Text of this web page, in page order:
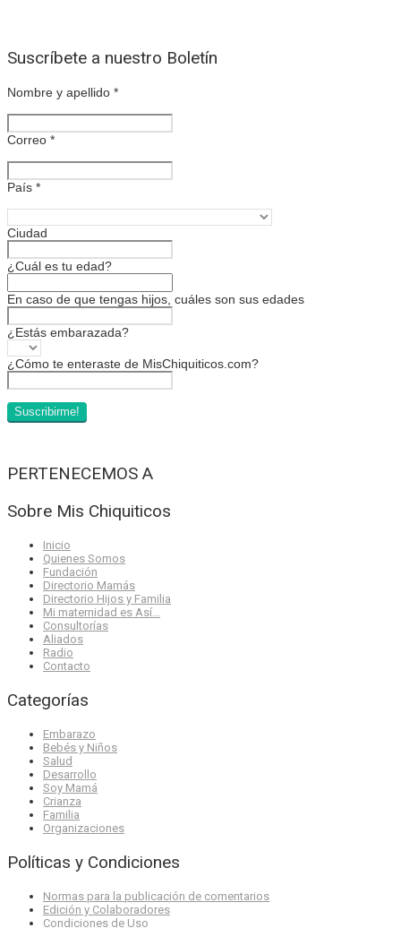
Suscríbete a nuestro Boletín
Nombre y apellido *
Correo *
País *
Ciudad
¿Cuál es tu edad?
En caso de que tengas hijos, cuáles son sus edades
¿Estás embarazada?
¿Cómo te enteraste de MisChiquiticos.com?
PERTENECEMOS A
Sobre Mis Chiquiticos
Inicio
Quienes Somos
Fundación
Directorio Mamás
Directorio Hijos y Familia
Mi maternidad es Así…
Consultorías
Aliados
Radio
Contacto
Categorías
Embarazo
Bebés y Niños
Salud
Desarrollo
Soy Mamá
Crianza
Familia
Organizaciones
Políticas y Condiciones
Normas para la publicación de comentarios
Edición y Colaboradores
Condiciones de Uso